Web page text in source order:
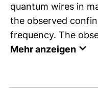
quantum wires in
the observed
frequency. The
Mehr anzeigen